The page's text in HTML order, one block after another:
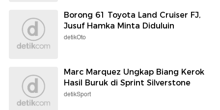
Borong 61 Toyota Land Cruiser FJ,
Jusuf Hamka Minta Diduluin
detikOto
Marc Marquez Ungkap Biang Kerok
Hasil Buruk di Sprint Silverstone
detikSport